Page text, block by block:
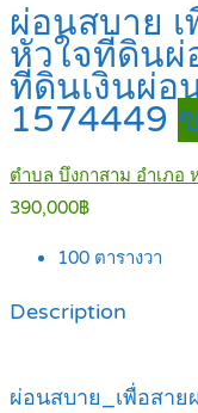
ผ่อนสบาย
หัวใจที่ดินผ่
ที่ดินเงินผ่อ
1574449
ตำบล บึงกาสาม อำเภอ
390,000฿
100 ตารางวา
Description
ผ่อนสบาย_เพื่อสา